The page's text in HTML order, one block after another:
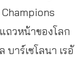
ถวหน้าของโลก
บาร์เซโลนา เรอั